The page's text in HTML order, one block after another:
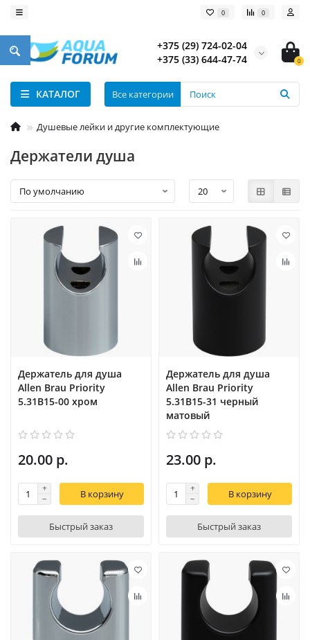
0 0
+375 (29) 724-02-04
+375 (33) 644-47-74
0
КАТАЛОГ Все категории
Душевые лейки и другие комплектующие
Держатели душа
Держатель для душа
Allen Brau Priority
5.31B15-00 хром
20.00 р.
В корзину
Быстрый заказ
Держатель для душа
Allen Brau Priority
5.31B15-31 черный
матовый
23.00 р.
В корзину
Быстрый заказ